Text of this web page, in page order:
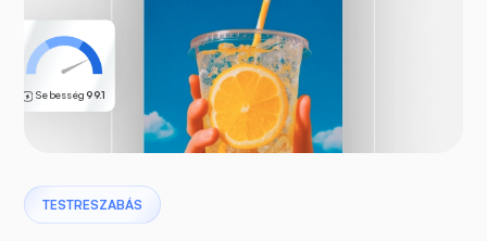
TESTRESZABÁS
Sebesség99.1